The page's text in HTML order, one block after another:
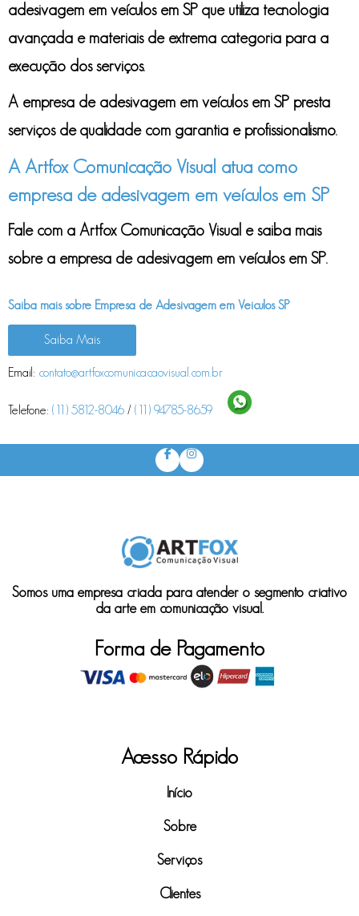
adesivagem em veículos em SP que utiliza tecnologia
avançada e materiais de extrema categoria para a
execução dos serviços.
A empresa de adesivagem em veículos em SP presta
serviços de qualidade com garantia e profissionalismo.
A Artfox Comunicação Visual atua como
empresa de adesivagem em veículos em SP
Fale com a Artfox Comunicação Visual e saiba mais
sobre a empresa de adesivagem em veículos em SP.
Saiba mais sobre Empresa de Adesivagem em Veiculos SP
Saiba Mais
Email: contato@artfoxcomunicacaovisual.com.br
Telefone: (11) 5812-8046 / (11) 94785-8659
Somos uma empresa criada para atender o segmento criativo
da arte em comunicação visual.
Forma de Pagamento
Acesso Rápido
Início
Sobre
Serviços
Clientes